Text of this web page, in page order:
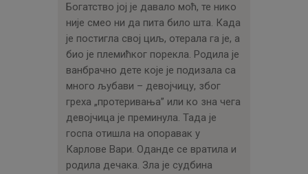
Богатство јој је давало моћ, те нико
није смео ни да пита било шта. Када
је постигла свој циљ, отерала га је, а
био је племићког порекла. Родила је
ванбрачно дете које је подизала са
много љубави – девојчицу, због
греха „протеривања” или ко зна чега
девојчица је преминула. Тада је
госпа отишла на опоравак у
Карлове Вари. Оданде се вратила и
родила дечака. Зла је судбина